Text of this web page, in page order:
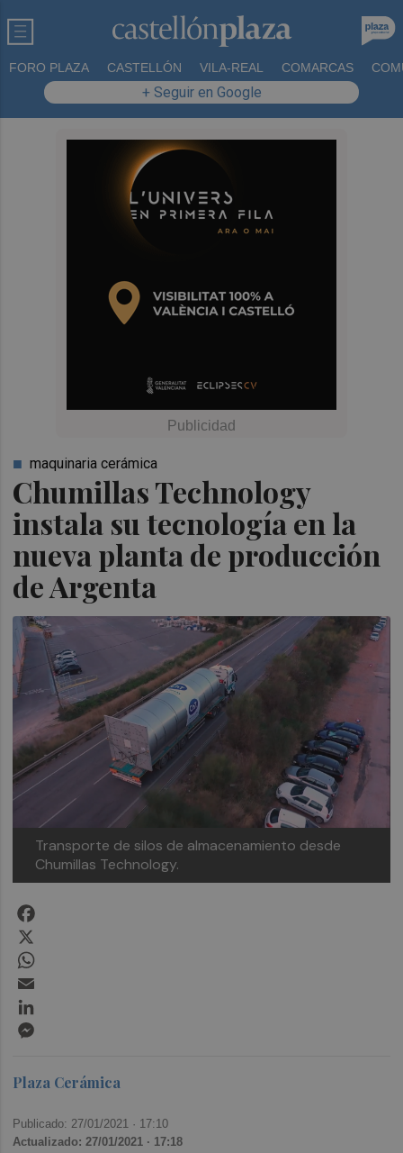
FORO PLAZA CASTELLÓN VILA-REAL COMARCAS
+ Seguir en Google
Chumillas Technology
instala su tecnología en la
nueva planta de producción
de Argenta
maquinaria cerámica
Transporte de silos de almacenamiento desde
Chumillas Technology.
Plaza Cerámica
Publicado: 27/01/2021 · 17:10
Actualizado: 27/01/2021 · 17:18